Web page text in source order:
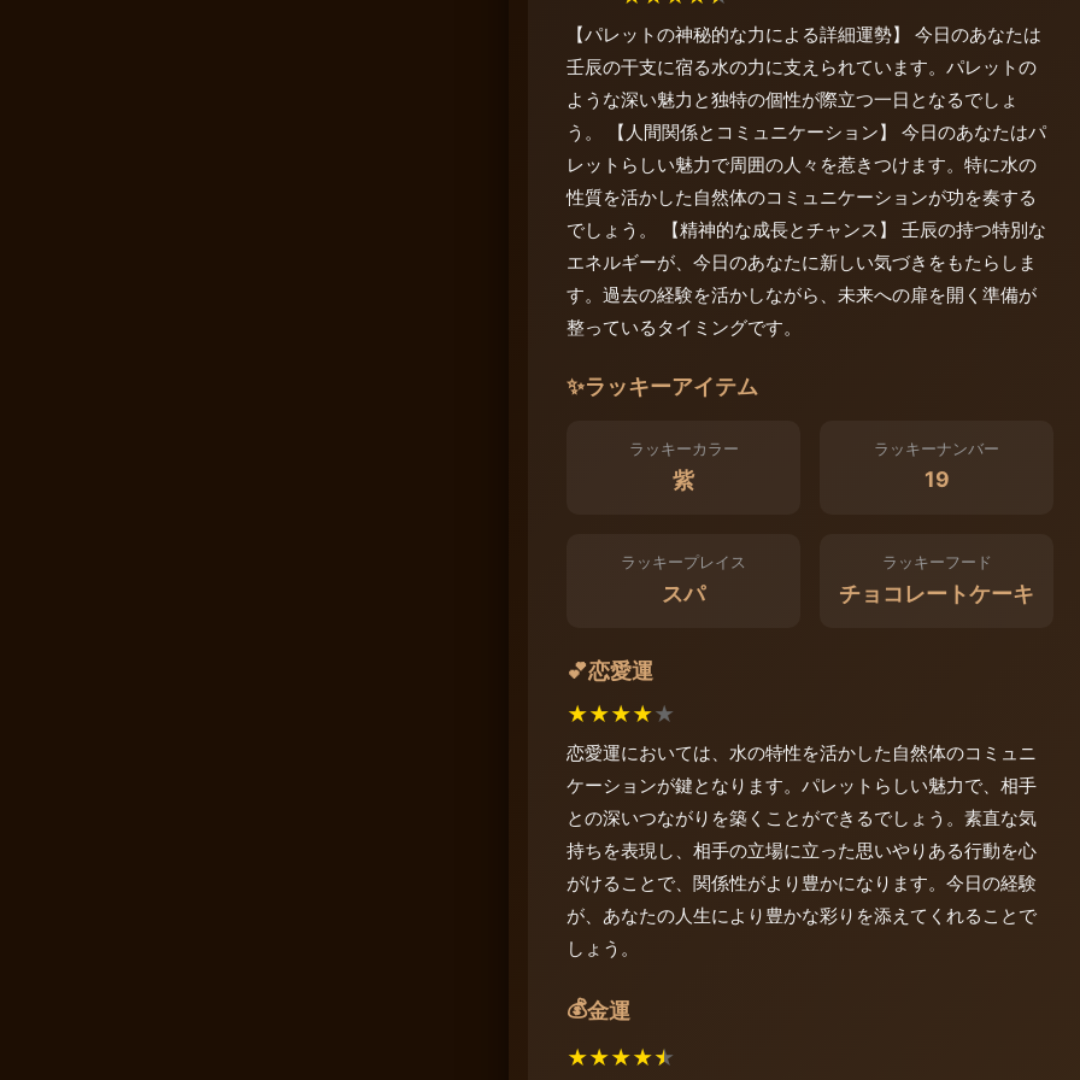
【パレットの神秘的な力による詳細運勢】 今日のあなたは
壬辰の干支に宿る水の力に支えられています。パレットの
ような深い魅力と独特の個性が際立つ一日となるでしょ
う。 【人間関係とコミュニケーション】 今日のあなたはパ
レットらしい魅力で周囲の人々を惹きつけます。特に水の
性質を活かした自然体のコミュニケーションが功を奏する
でしょう。 【精神的な成長とチャンス】 壬辰の持つ特別な
エネルギーが、今日のあなたに新しい気づきをもたらしま
す。過去の経験を活かしながら、未来への扉を開く準備が
整っているタイミングです。
✨ラッキーアイテム
ラッキーカラー
紫
ラッキーナンバー
19
ラッキープレイス
スパ
ラッキーフード
チョコレートケーキ
💕恋愛運
★★★★★
恋愛運においては、水の特性を活かした自然体のコミュニ
ケーションが鍵となります。パレットらしい魅力で、相手
との深いつながりを築くことができるでしょう。素直な気
持ちを表現し、相手の立場に立った思いやりある行動を心
がけることで、関係性がより豊かになります。今日の経験
が、あなたの人生により豊かな彩りを添えてくれることで
しょう。
💰金運
★★★★★